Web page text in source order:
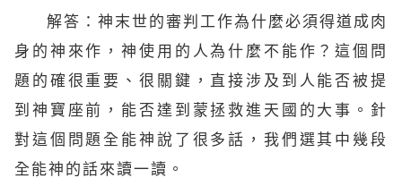
解答：神末世的審判工作為什麼必須得道成肉
身的神來作，神使用的人為什麼不能作？這個問
題的確很重要、很關鍵，直接涉及到人能否被提
到神寶座前，能否達到蒙拯救進 天國 的大事。針
對這個問題 全能神說了很多話，我們選其中幾段
全能神的話來讀一讀。